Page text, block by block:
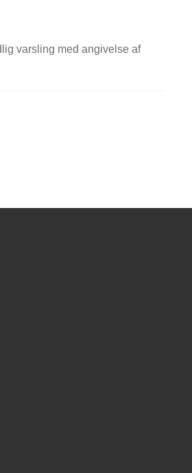
varsling med angivelse af